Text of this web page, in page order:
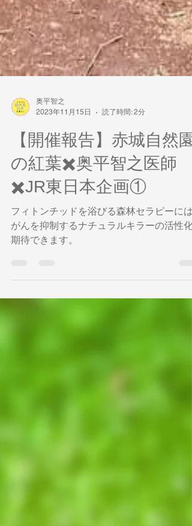
奥平智之
2023年11月15日
読了時間: 2分
【開催報告】赤城自然園
の紅葉✖️奥平智之医師
✖️JR東日本企画①
期待できます。